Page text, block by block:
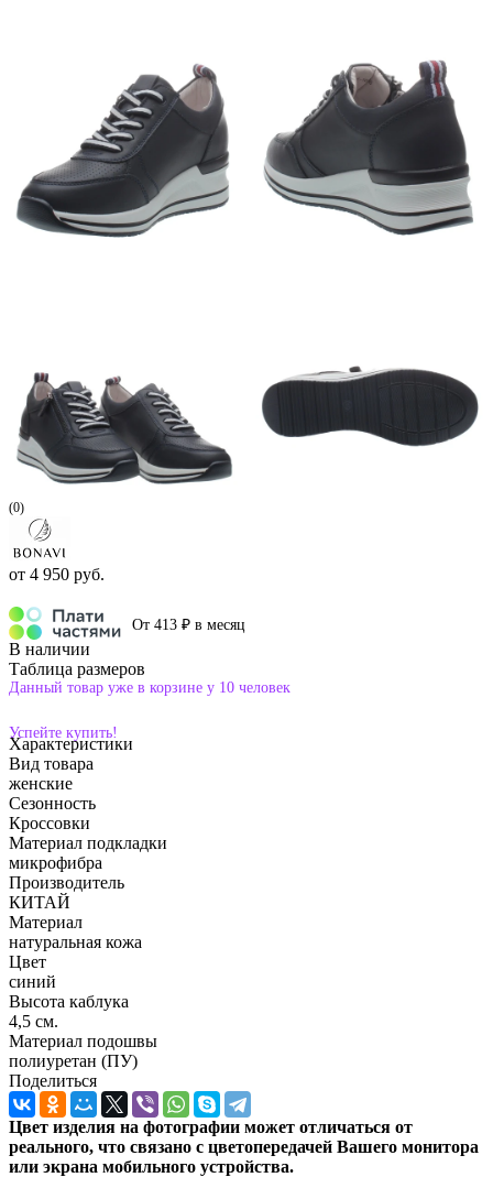
(0)
от 4 950 руб.
От 413 ₽ в месяц
В наличии
Таблица размеров
Данный товар уже в корзине у 10 человек
Успейте купить!
Характеристики
Вид товара
женские
Сезонность
Кроссовки
Материал подкладки
микрофибра
Производитель
КИТАЙ
Материал
натуральная кожа
Цвет
синий
Высота каблука
4,5 см.
Материал подошвы
полиуретан (ПУ)
Поделиться
Цвет изделия на фотографии может отличаться от
реального, что связано с цветопередачей Вашего монитора
или экрана мобильного устройства.